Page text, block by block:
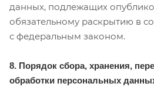
данных, подлежащих
обязательному раскрытию в
с федеральным законом.
8. Порядок сбора, хранения,
обработки персональных